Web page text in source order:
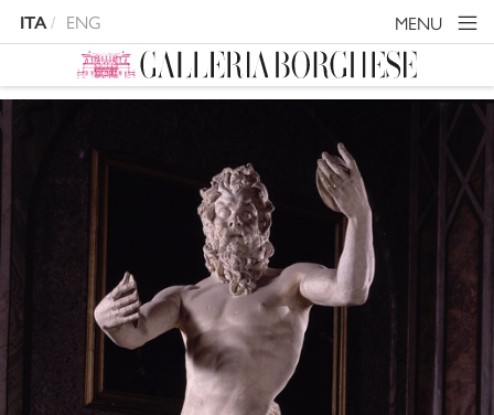
ITA ENG MENU